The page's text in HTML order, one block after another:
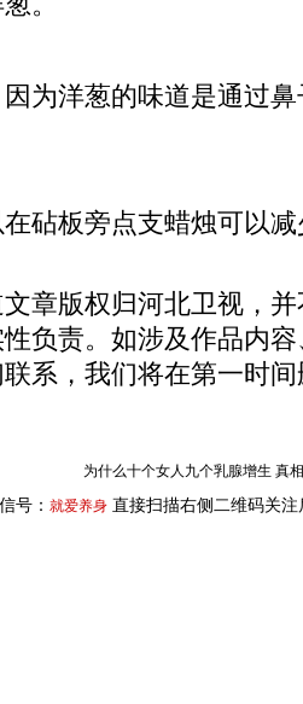
洋葱的味道是通过鼻
板旁点支蜡烛可以减
文章版权归河北卫视，
负责。如涉及作品内
系，我们将在第一时
为什么十个女人九个乳腺增生 真
号： 就爱养身 直接扫描右侧二维码关注